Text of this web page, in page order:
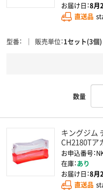
お届け日：8月
直送品
型番 販売単位 1セット(3個)
数量
キングジム
CH2180Tア
お申込番号：
在庫：あり
お届け日：8月
直送品